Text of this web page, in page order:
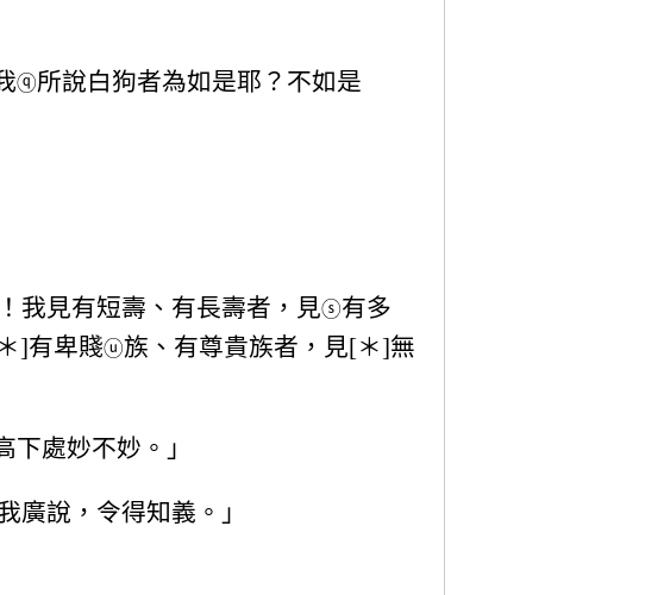
ⓠ所說白狗者為如是耶？不如是
我見有短壽、有長壽者，見ⓢ有多
]有卑賤ⓤ族、有尊貴族者，見[＊]無
下處妙不妙。」
廣說，令得知義。」